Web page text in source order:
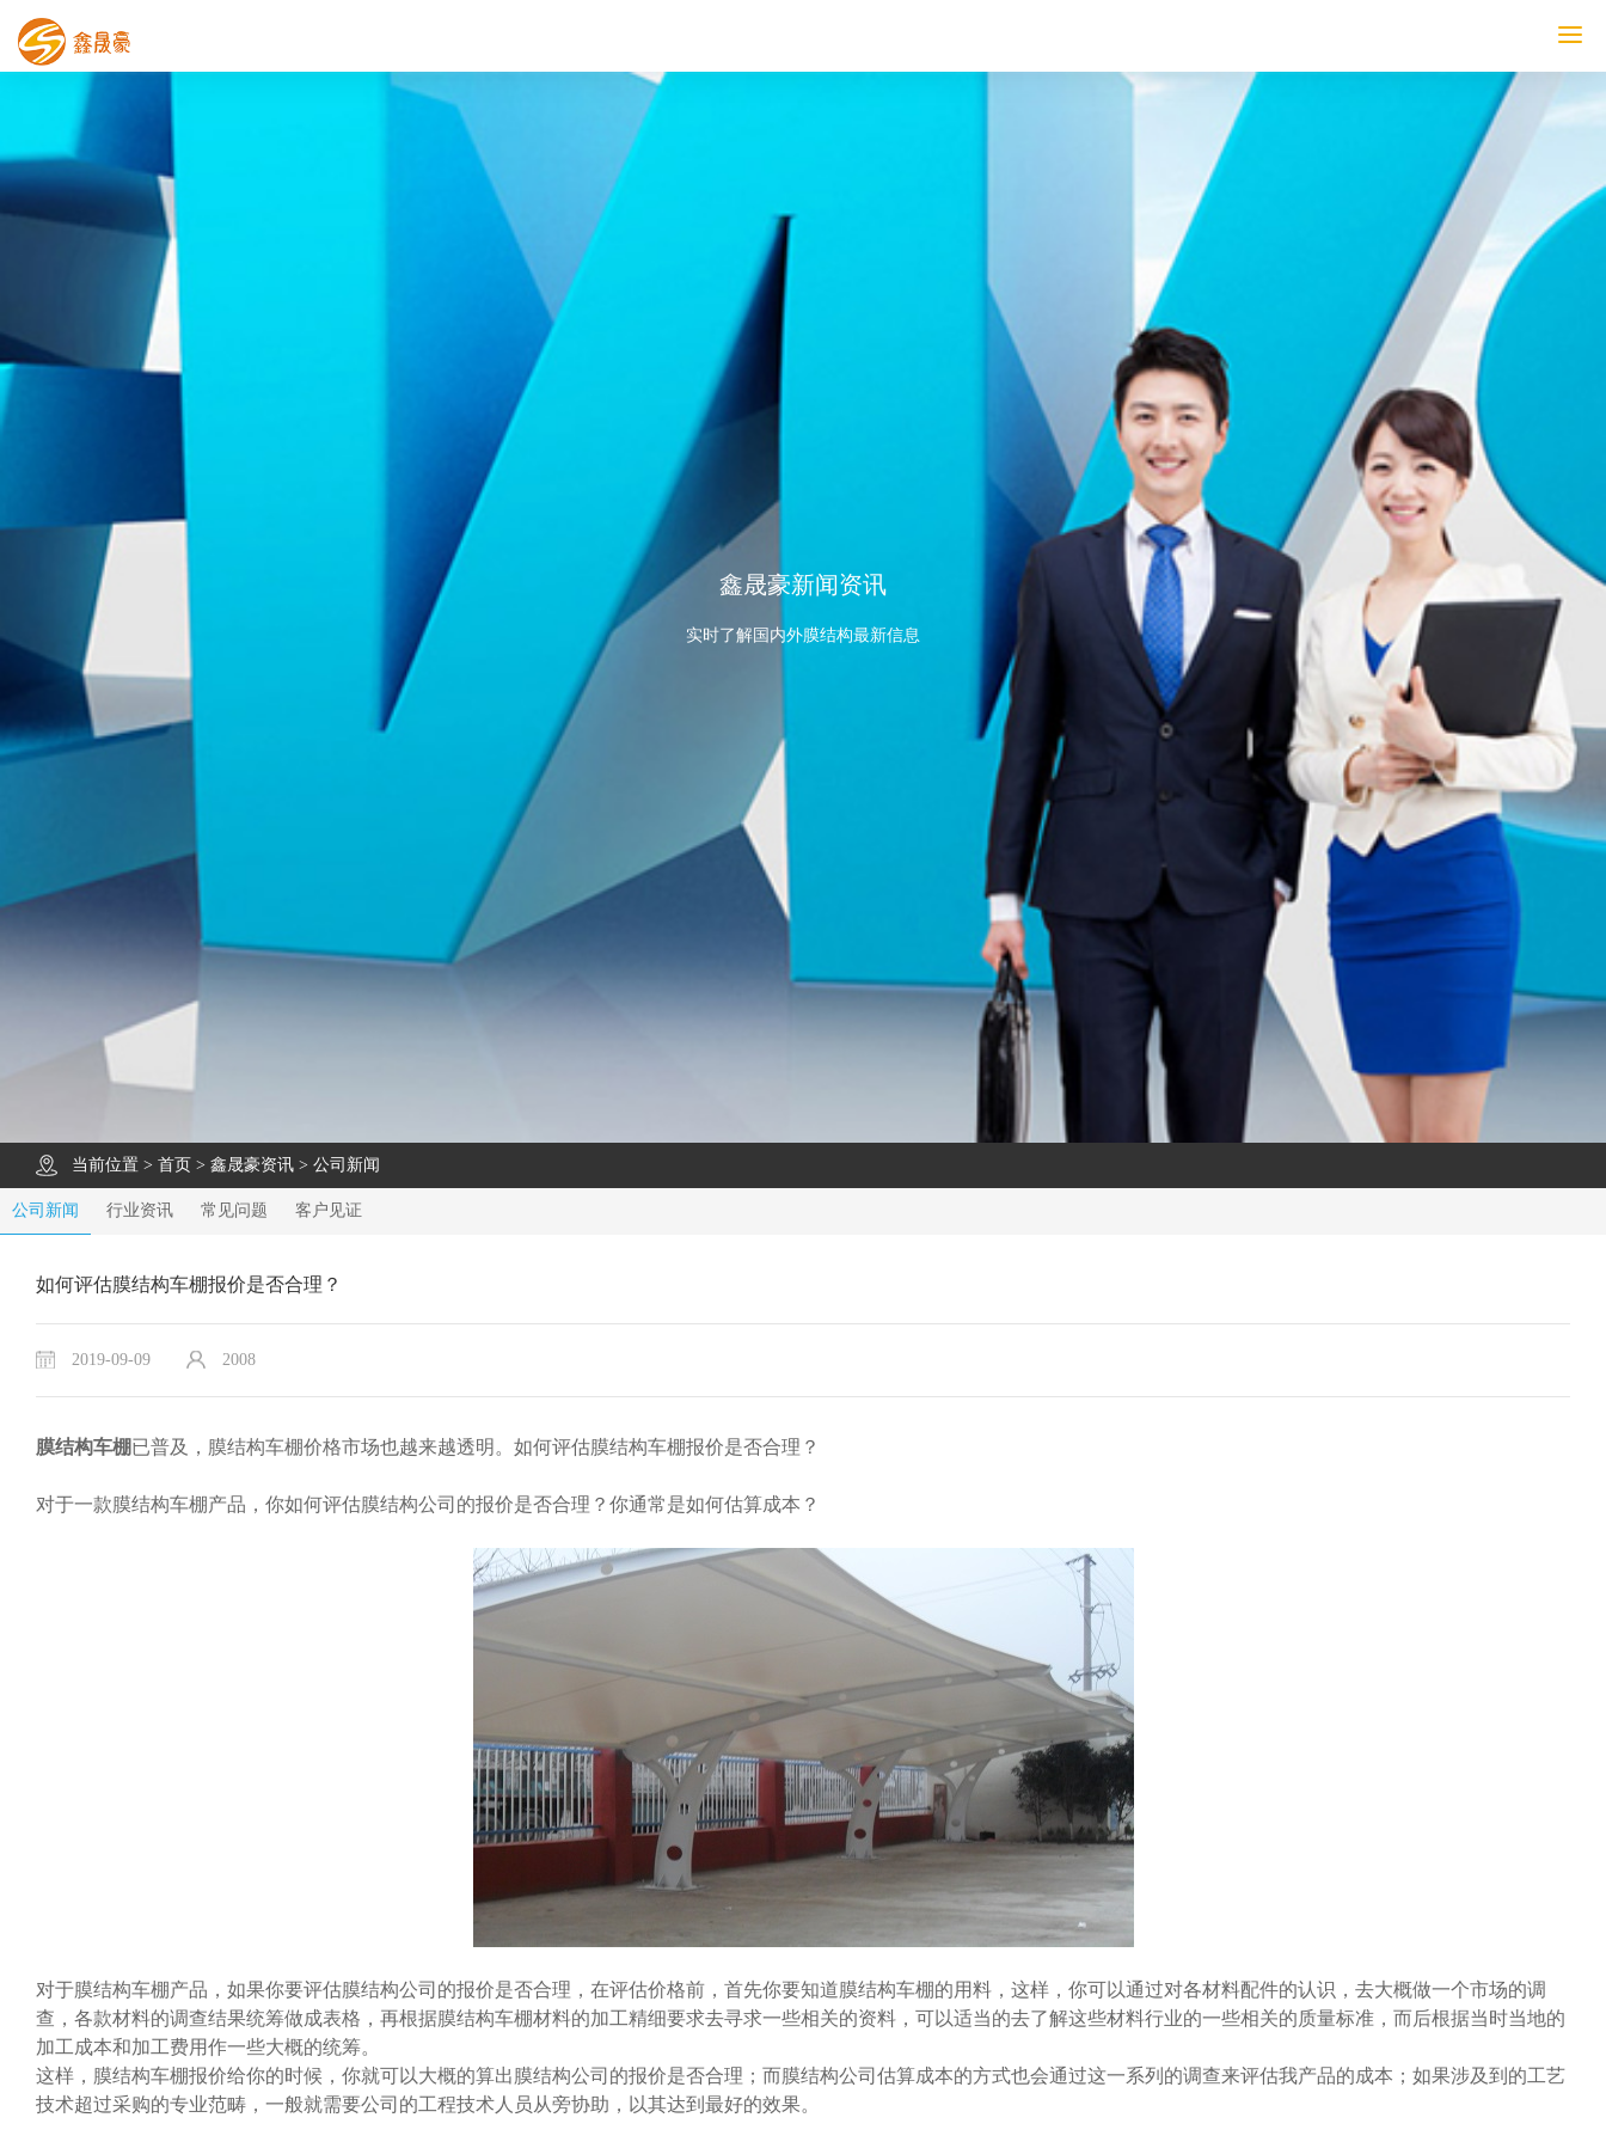
鑫晟豪新闻资讯
实时了解国内外膜结构最新信息
当前位置 > 首页 > 鑫晟豪资讯 > 公司新闻
公司新闻 行业资讯 常见问题 客户见证
如何评估膜结构车棚报价是否合理？
2019-09-09 2008
膜结构车棚已普及，膜结构车棚价格市场也越来越透明。如何评估膜结构车棚报价是否合理？
对于一款膜结构车棚产品，你如何评估膜结构公司的报价是否合理？你通常是如何估算成本？
对于膜结构车棚产品，如果你要评估膜结构公司的报价是否合理，在评估价格前，首先你要知道膜结构车棚的用料，这样，你可以通过对各材料配件的认识，去大概做一个市场的调
查，各款材料的调查结果统筹做成表格，再根据膜结构车棚材料的加工精细要求去寻求一些相关的资料，可以适当的去了解这些材料行业的一些相关的质量标准，而后根据当时当地的
加工成本和加工费用作一些大概的统筹。
这样，膜结构车棚报价给你的时候，你就可以大概的算出膜结构公司的报价是否合理；而膜结构公司估算成本的方式也会通过这一系列的调查来评估我产品的成本；如果涉及到的工艺
技术超过采购的专业范畴，一般就需要公司的工程技术人员从旁协助，以其达到最好的效果。